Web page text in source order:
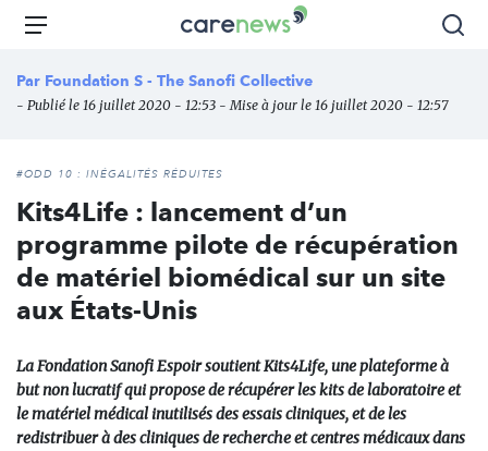
Aller
principal
Carenews,
média
des
l'engagement
Menu
Par Foundation S - The Sanofi Collective
- Publié le 16 juillet 2020 - 12:53 - Mise à jour le 16 juillet 2020 - 12:57
#ODD 10 : INÉGALITÉS RÉDUITES
Kits4Life : lancement d’un
programme pilote de récupération
de matériel biomédical sur un site
aux États-Unis
La Fondation Sanofi Espoir soutient Kits4Life, une plateforme à
but non lucratif qui propose de récupérer les kits de laboratoire et
le matériel médical inutilisés des essais cliniques, et de les
redistribuer à des cliniques de recherche et centres médicaux dans